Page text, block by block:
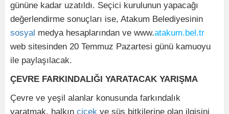
gününe kadar uzatıldı. Seçici kurulunun yapacağı
değerlendirme sonuçları ise, Atakum Belediyesinin
sosyal medya hesaplarından ve www.atakum.bel.tr
web sitesinden 20 Temmuz Pazartesi günü kamuoyu
ile paylaşılacak.
ÇEVRE FARKINDALIĞI YARATACAK YARIŞMA
Çevre ve yeşil alanlar konusunda farkındalık
yaratmak, halkın çiçek ve süs bitkilerine olan ilgisini